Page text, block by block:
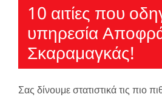
10 αιτίες που
υπηρεσία
Σκαραμαγκάς!
Σας δίνουμε στατιστικά τις πιο